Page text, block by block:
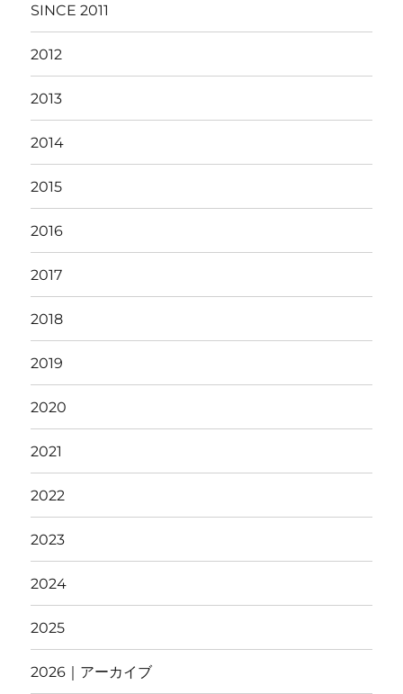
SINCE 2011
2012
2013
2014
2015
2016
2017
2018
2019
2020
2021
2022
2023
2024
2025
2026｜アーカイブ